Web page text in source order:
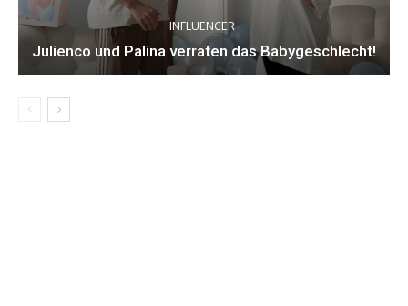
INFLUENCER
Julienco und Palina verraten das Babygeschlecht!